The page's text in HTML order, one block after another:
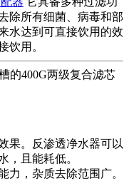
除所有细菌、病毒和部
水达到可直接饮用的效
饮用。
的400G两级复合滤芯
果。反渗透净水器可以
，且能耗低。
力，杂质去除范围广。